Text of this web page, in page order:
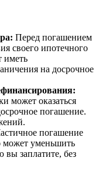
Перед погашением
своего ипотечного
иметь
на досрочное
может оказаться
погашение.
погашение
может уменьшить
заплатите, без